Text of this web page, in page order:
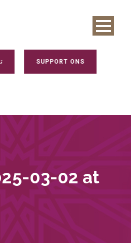
SUPPORT ONS
03-02 at